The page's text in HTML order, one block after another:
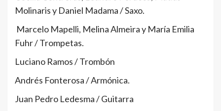
Molinaris y Daniel Madama / Saxo.
Marcelo Mapelli, Melina Almeira y María Emilia
Fuhr / Trompetas.
Luciano Ramos / Trombón
Andrés Fonterosa / Armónica.
Juan Pedro Ledesma / Guitarra